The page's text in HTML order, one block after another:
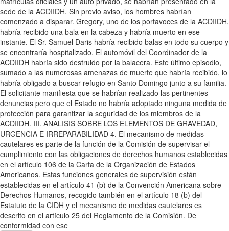
sede de la ACDIIDH. Sin previo aviso, los hombres habrían
comenzado a disparar. Gregory, uno de los portavoces de la ACDIIDH,
habría recibido una bala en la cabeza y habría muerto en ese
instante. El Sr. Samuel Daris habría recibido balas en todo su cuerpo y
se encontraría hospitalizado. El automóvil del Coordinador de la
ACDIIDH habría sido destruido por la balacera. Este último episodio,
sumado a las numerosas amenazas de muerte que habría recibido, lo
habría obligado a buscar refugio en Santo Domingo junto a su familia.
El solicitante manifiesta que se habrían realizado las pertinentes
denuncias pero que el Estado no habría adoptado ninguna medida de
protección para garantizar la seguridad de los miembros de la
ACDIIDH. III. ANALISIS SOBRE LOS ELEMENTOS DE GRAVEDAD,
URGENCIA E IRREPARABILIDAD 4. El mecanismo de medidas
cautelares es parte de la función de la Comisión de supervisar el
cumplimiento con las obligaciones de derechos humanos establecidas
en el artículo 106 de la Carta de la Organización de Estados
Americanos. Estas funciones generales de supervisión están
establecidas en el artículo 41 (b) de la Convención Americana sobre
Derechos Humanos, recogido también en el artículo 18 (b) del
Estatuto de la CIDH y el mecanismo de medidas cautelares es
descrito en el artículo 25 del Reglamento de la Comisión. De
conformidad con ese